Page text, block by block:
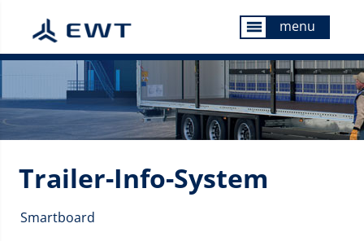
menu menu
Trailer-Info-System
Smartboard